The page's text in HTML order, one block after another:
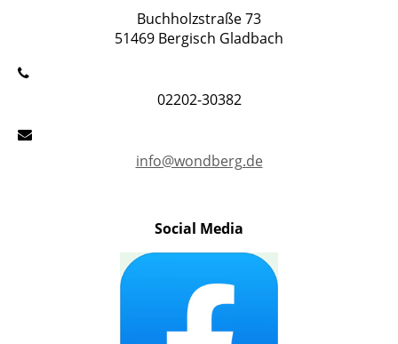
Buchholzstraße 73
51469 Bergisch Gladbach
02202-30382
info@wondberg.de
Social Media